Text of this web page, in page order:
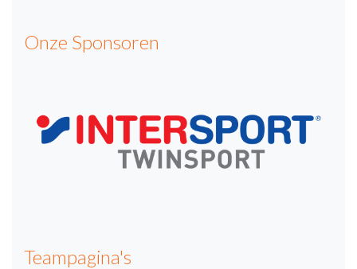
Onze Sponsoren
Teampagina's